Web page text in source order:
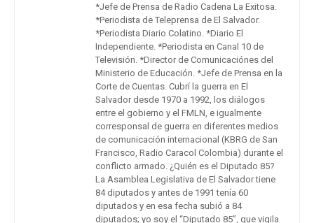
*Jefe de Prensa de Radio Cadena La Exitosa.
*Periodista de Teleprensa de El Salvador.
*Periodista Diario Colatino. *Diario El
Independiente. *Periodista en Canal 10 de
Televisión. *Director de Comunicaciónes del
Ministerio de Educación. *Jefe de Prensa en la
Corte de Cuentas. Cubrí la guerra en El
Salvador desde 1970 a 1992, los diálogos
entre el gobierno y el FMLN, e igualmente
corresponsal de guerra en diferentes medios
de comunicación internacional (KBRG de San
Francisco, Radio Caracol Colombia) durante el
conflicto armado. ¿Quién es el Diputado 85?
La Asamblea Legislativa de El Salvador tiene
84 diputados y antes de 1991 tenía 60
diputados y en esa fecha subió a 84
diputados; yo soy el “Diputado 85”, que vigila